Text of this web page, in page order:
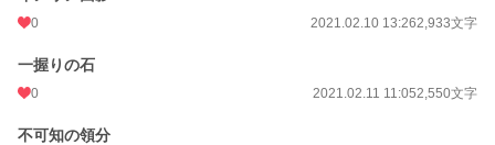
0 2021.02.10 13:262,933文字
一握りの石
0 2021.02.11 11:052,550文字
不可知の領分